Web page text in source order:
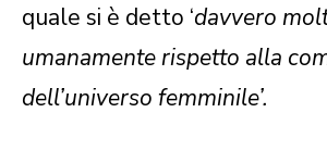
quale si è detto ‘davvero
umanamente rispetto alla
dell’universo femminile’.